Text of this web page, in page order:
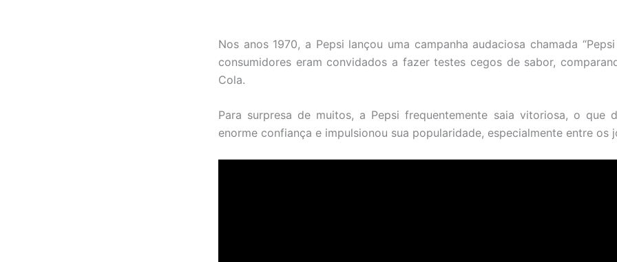
Nos anos 1970, a Pepsi lançou uma campanha audaciosa chamada “Pepsi
consumidores eram convidados a fazer testes cegos de sabor,
Cola.
Para surpresa de muitos, a Pepsi frequentemente saia vitoriosa, o que
enorme confiança e impulsionou sua popularidade, especialmente entre os